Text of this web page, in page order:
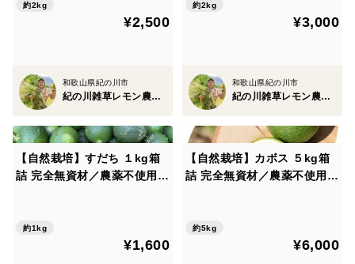
約2kg
¥2,500
和歌山県紀の川市
紀の川雑草レモン農園Plus
約2kg
¥3,000
和歌山県紀の川市
紀の川雑草レモン農園Plus
【自然栽培】すだち １kg箱
詰 完全無資材／農薬不使用・
約1kg
¥1,600
【自然栽培】カボス ５kg箱
詰 完全無資材／農薬不使用・
約5kg
¥6,000